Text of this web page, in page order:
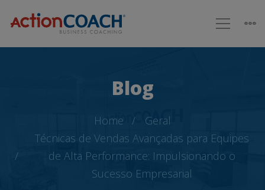
Blog
Home
Geral
Técnicas de Vendas Avançadas para Equipes
de Alta Performance: Impulsionando o
Sucesso Empresarial